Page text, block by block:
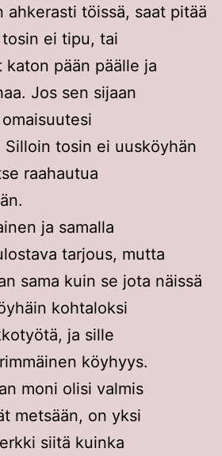
ahkerasti töissä, saat pitää
tosin ei tipu, tai
katon pään päälle ja
Jos sen sijaan
Silloin tosin ei uusköyhän
raahautua
ja samalla
tarjous, mutta
sama kuin se jota näissä
kohtaloksi
ja sille
köyhyys.
moni olisi valmis
metsään, on yksi
siitä kuinka